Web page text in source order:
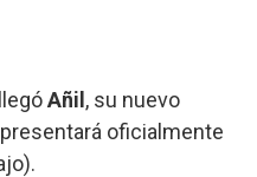
Añil , su nuevo
oficialmente